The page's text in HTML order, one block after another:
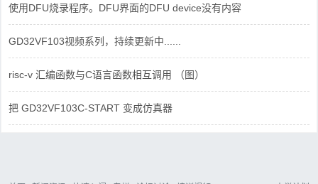
使用DFU烧录程序。DFU界面的DFU device没有内容
GD32VF103视频系列，持续更新中......
risc-v 汇编函数与C语言函数相互调用 （图）
把 GD32VF103C-START 变成仿真器